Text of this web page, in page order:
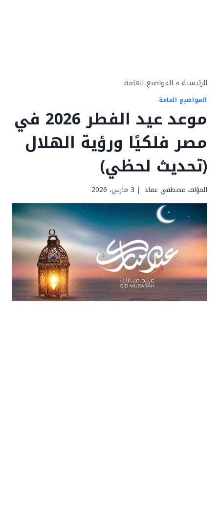
الرئيسية » المواضيع العامة
المواضيع العامة
موعد عيد الفطر 2026 في
مصر فلكيًا ورؤية الهلال
(تحديث لحظي)
المؤلفمصطفي عماد 3 مارس، 2026